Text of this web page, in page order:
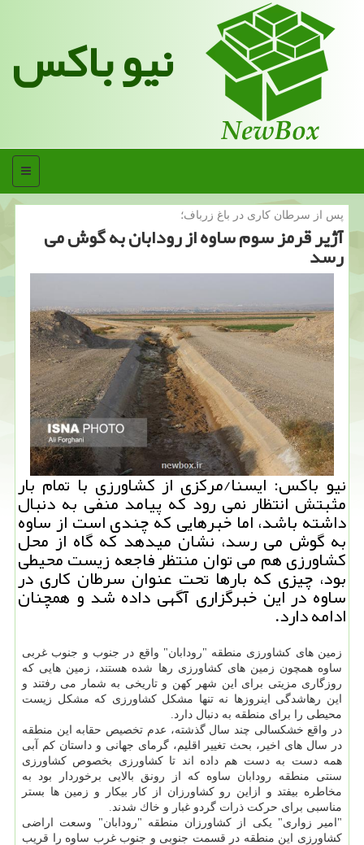
نیو باکس
منو
پس از سرطان كاری در باغ زرباف؛
آژیر قرمز سوم ساوه از رودابان به گوش می
رسد
نیو باكس: ایسنا/مركزی از كشاورزی با تمام بار
مثبتش انتظار نمی رود كه پیامد منفی به دنبال
داشته باشد، اما خبرهایی كه چندی است از ساوه
به گوش می رسد، نشان میدهد كه گاه از محل
كشاورزی هم می توان منتظر فاجعه زیست محیطی
بود، چیزی كه بارها تحت عنوان سرطان كاری در
ساوه در این خبرگزاری آگهی داده شد و همچنان
ادامه دارد.
زمین های كشاورزی منطقه "رودابان" واقع در جنوب و جنوب غربی
ساوه همچون زمین های كشاورزی رها شده هستند، زمین هایی كه
روزگاری مزیتی برای این شهر كهن و تاریخی به شمار می رفتند و
این رهاشدگی اینروزها نه تنها مشكل كشاورزی كه مشكل زیست
محیطی را برای منطقه به دنبال دارد.
در واقع خشكسالی چند سال گذشته، عدم تخصیص حقابه این منطقه
در سال های اخیر، بحث تغییر اقلیم، گرمای جهانی و داستان كم آبی
همه دست به دست هم داده اند تا كشاورزی بخصوص كشاورزی
سنتی منطقه رودابان ساوه كه از رونق بالایی برخوردار بود به
مخاطره بیفتد و ازاین رو كشاورزان از كار بیكار و زمین ها بستر
مناسبی برای حركت ذرات گردو غبار و خاك شدند.
"امیر زواری" یكی از كشاورزان منطقه "رودابان" وسعت اراضی
كشاورزی این منطقه در قسمت جنوبی و جنوب غرب ساوه را قریب